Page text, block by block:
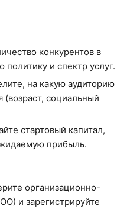
конкурентов в
и спектр услуг.
на какую аудиторию
(возраст, социальный
стартовый капитал,
прибыль.
организационно-
и зарегистрируйте